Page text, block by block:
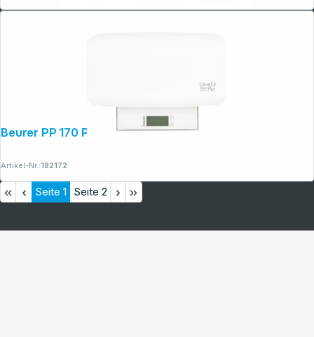
Beurer PP 170 Polly Haustierwaage
Artikel-Nr.:182172
Seite 1 Seite 2